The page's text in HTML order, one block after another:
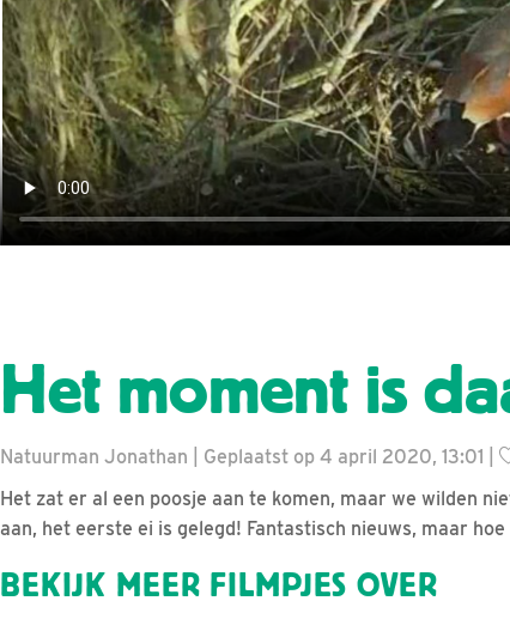
Het moment is
Natuurman Jonathan | Geplaatst op 4 april 2020, 13:01 |
Het zat er al een poosje aan te komen, maar we wilden
aan, het eerste ei is gelegd! Fantastisch nieuws, maar
BEKIJK MEER FILMPJES OVER